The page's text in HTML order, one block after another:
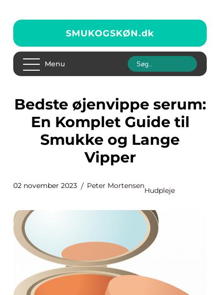
SMUKOGSKØN.dk
Menu
Bedste øjenvippe serum:
En Komplet Guide til
Smukke og Lange
Vipper
02 november 2023 Peter Mortensen
Hudpleje